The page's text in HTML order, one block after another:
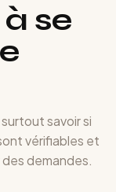
se
savoir si
vérifiables et
demandes.